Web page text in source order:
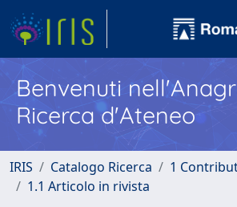
Benvenuti
Ricerca d'Ateneo
IRIS Catalogo Ricerca
1
1.1 Articolo in rivista